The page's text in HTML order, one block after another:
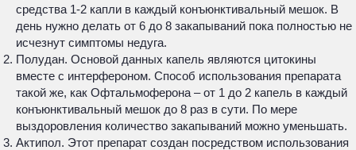
средства 1-2 капли в каждый конъюнктивальный мешок. В
день нужно делать от 6 до 8 закапываний пока полностью не
исчезнут симптомы недуга.
Полудан. Основой данных капель являются цитокины
вместе с интерфероном. Способ использования препарата
такой же, как Офтальмоферона – от 1 до 2 капель в каждый
конъюнктивальный мешок до 8 раз в сути. По мере
выздоровления количество закапываний можно уменьшать.
Актипол. Этот препарат создан посредством использования